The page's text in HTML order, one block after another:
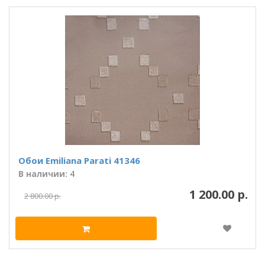
Обои Emiliana Parati 41346
В наличии: 4
1 200.00 р.
2 800.00 р.